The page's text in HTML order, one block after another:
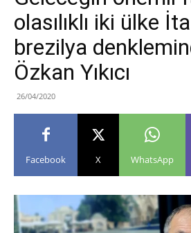
olasılıklı iki ülke
brezilya
Özkan Yıkıcı
26/04/2020
Facebook X WhatsApp